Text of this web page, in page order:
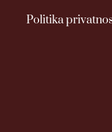
Politika